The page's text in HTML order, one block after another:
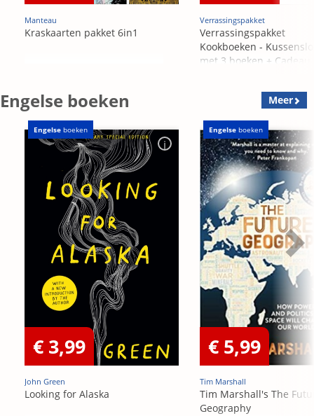
Manteau
Kraskaarten pakket 6in1
Verrassingspakket
Verrassingspakket
Kookboeken -
met 3 boeken + Cadeau
Engelse boeken Meer
Engelse boeken
€ 3,99
John Green
Looking for Alaska
Engelse boeken
€ 5,99
Tim Marshall
Tim Marshall's The
Geography